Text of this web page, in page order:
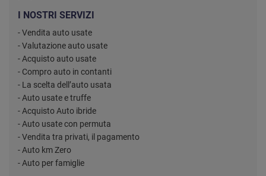
I NOSTRI SERVIZI
- Vendita auto usate
- Valutazione auto usate
- Acquisto auto usate
- Compro auto in contanti
- La scelta dell’auto usata
- Auto usate e truffe
- Acquisto Auto ibride
- Auto usate con permuta
- Vendita tra privati, il pagamento
- Auto km Zero
- Auto per famiglie